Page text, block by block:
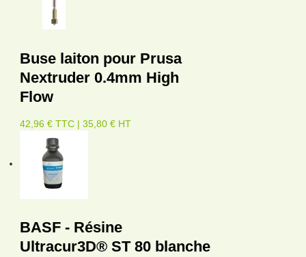
Buse laiton pour Prusa
Nextruder 0.4mm High
Flow
42,96 € TTC | 35,80 € HT
BASF - Résine
Ultracur3D® ST 80 blanche